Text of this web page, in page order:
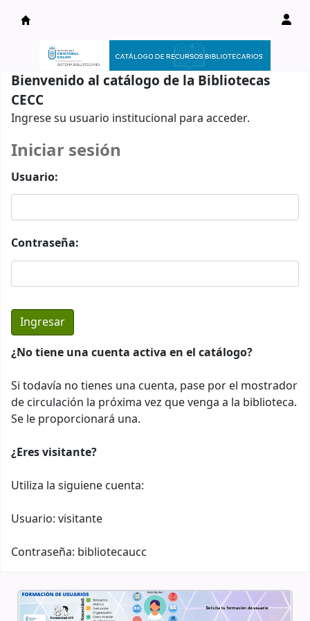
Catálogo en línea
Bienvenido al catálogo de la Bibliotecas
CECC
Ingrese su usuario institucional para acceder.
Iniciar sesión
Usuario:
Contraseña:
¿No tiene una cuenta activa en el catálogo?
Si todavía no tienes una cuenta, pase por el mostrador
de circulación la próxima vez que venga a la biblioteca.
Se le proporcionará una.
¿Eres visitante?
Utiliza la siguiene cuenta:
Usuario: visitante
Contraseña: bibliotecaucc